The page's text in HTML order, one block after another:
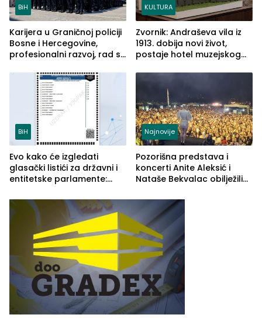
BiH
Karijera u Graničnoj policiji
Bosne i Hercegovine,
profesionalni razvoj, rad sa
služba građanima
KULTURA
Zvornik: Andraševa vila iz
1913. dobija novi život,
postaje hotel muzejskog
BiH
Evo kako će izgledati
glasački listići za državni i
entitetske parlamente:
vidljive na njima
Najnovije
Pozorišna predstava i
koncerti Anite Aleksić i
Nataše Bekvalac obilježili
ljeta (FOTO)